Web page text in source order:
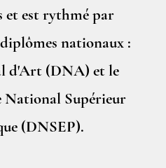
et est rythmé par
nationaux :
d'Art (DNA) et le
Supérieur
(DNSEP).